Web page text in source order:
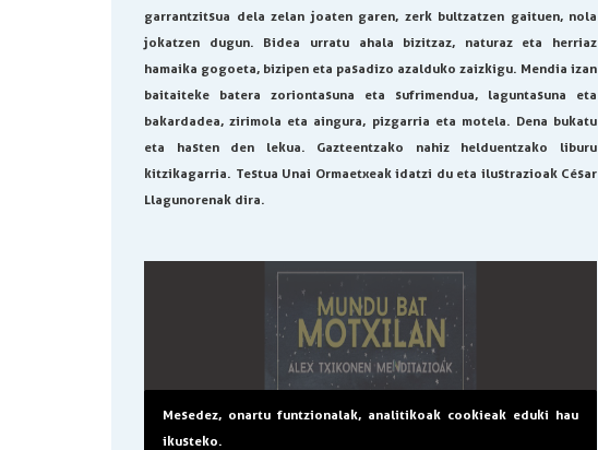
garrantzitsua dela zelan joaten garen, zerk bultzatzen gaituen, nola
jokatzen dugun. Bidea urratu ahala bizitzaz, naturaz eta herriaz
hamaika gogoeta, bizipen eta pasadizo azalduko zaizkigu. Mendia izan
baitaiteke batera zoriontasuna eta sufrimendua, laguntasuna eta
bakardadea, zirimola eta aingura, pizgarria eta motela. Dena bukatu
eta hasten den lekua. Gazteentzako nahiz helduentzako liburu
kitzikagarria. Testua Unai Ormaetxeak idatzi du eta ilustrazioak César
Llagunorenak dira.
Mesedez, onartu funtzionalak, analitikoak cookieak eduki hau
ikusteko.